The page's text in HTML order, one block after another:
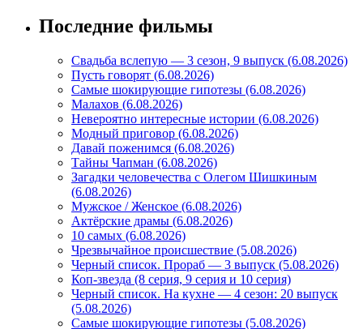
Последние фильмы
Свадьба вслепую — 3 сезон, 9 выпуск (6.08.2026)
Пусть говорят (6.08.2026)
Самые шокирующие гипотезы (6.08.2026)
Малахов (6.08.2026)
Невероятно интересные истории (6.08.2026)
Модный приговор (6.08.2026)
Давай поженимся (6.08.2026)
Тайны Чапман (6.08.2026)
Загадки человечества с Олегом Шишкиным
(6.08.2026)
Мужское / Женское (6.08.2026)
Актёрские драмы (6.08.2026)
10 самых (6.08.2026)
Чрезвычайное происшествие (5.08.2026)
Черный список. Прораб — 3 выпуск (5.08.2026)
Коп-звезда (8 серия, 9 серия и 10 серия)
Черный список. На кухне — 4 сезон: 20 выпуск
(5.08.2026)
Самые шокирующие гипотезы (5.08.2026)